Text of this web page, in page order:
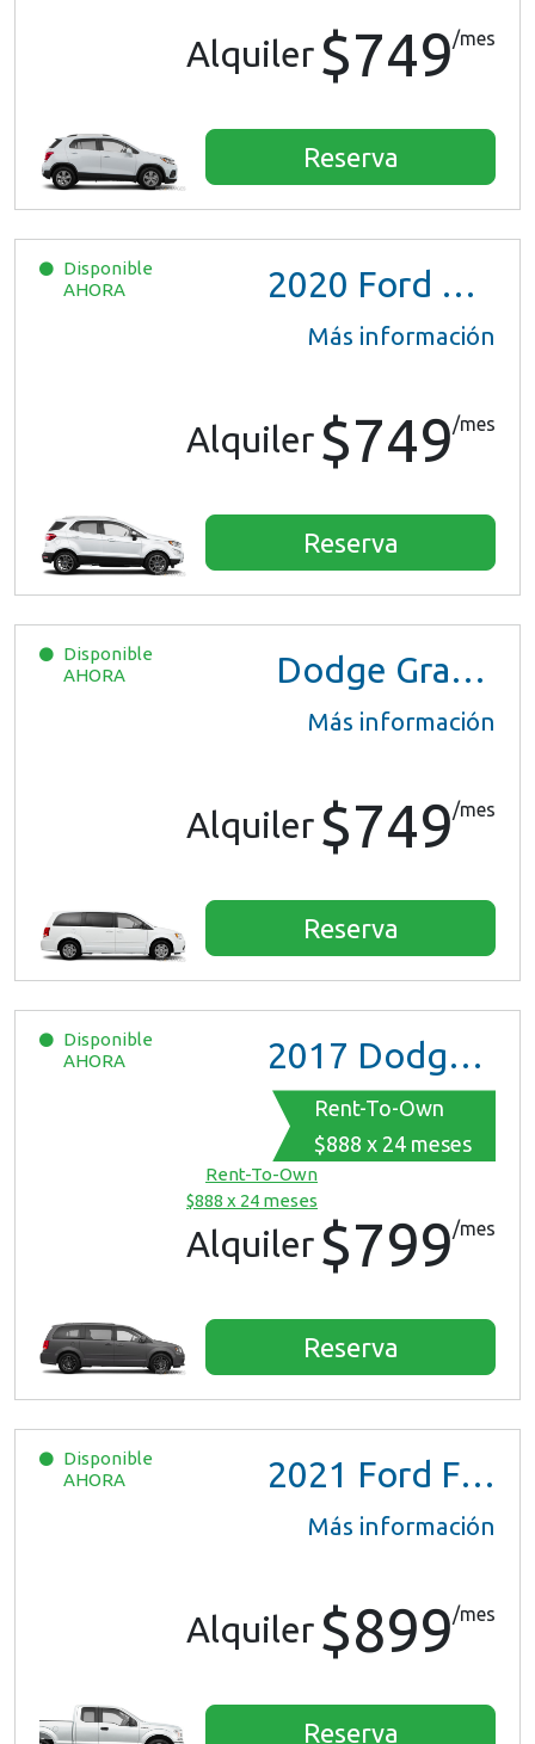
Alquiler $749/mes
Reserva
Disponible
AHORA
2020 Ford EcoSport
Más información
Alquiler $749/mes
Reserva
Disponible
AHORA
Dodge Grand Caravan
Más información
Alquiler $749/mes
Reserva
Disponible
AHORA
2017 Dodge Grand Caravan GT
Rent-To-Own
$888 x 24 meses
Rent-To-Own
$888 x 24 meses
Alquiler $799/mes
Reserva
Disponible
AHORA
2021 Ford F150 XL Ext Cab
Más información
Alquiler $899/mes
Reserva